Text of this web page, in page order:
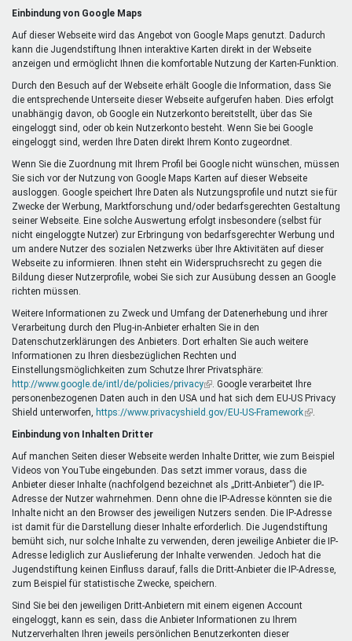
Einbindung von Google Maps
Auf dieser Webseite wird das Angebot von Google Maps genutzt. Dadurch
kann die Jugendstiftung Ihnen interaktive Karten direkt in der Webseite
anzeigen und ermöglicht Ihnen die komfortable Nutzung der Karten-Funktion.
Durch den Besuch auf der Webseite erhält Google die Information, dass Sie
die entsprechende Unterseite dieser Webseite aufgerufen haben. Dies erfolgt
unabhängig davon, ob Google ein Nutzerkonto bereitstellt, über das Sie
eingeloggt sind, oder ob kein Nutzerkonto besteht. Wenn Sie bei Google
eingeloggt sind, werden Ihre Daten direkt Ihrem Konto zugeordnet.
Wenn Sie die Zuordnung mit Ihrem Profil bei Google nicht wünschen, müssen
Sie sich vor der Nutzung von Google Maps Karten auf dieser Webseite
ausloggen. Google speichert Ihre Daten als Nutzungsprofile und nutzt sie für
Zwecke der Werbung, Marktforschung und/oder bedarfsgerechten Gestaltung
seiner Webseite. Eine solche Auswertung erfolgt insbesondere (selbst für
nicht eingeloggte Nutzer) zur Erbringung von bedarfsgerechter Werbung und
um andere Nutzer des sozialen Netzwerks über Ihre Aktivitäten auf dieser
Webseite zu informieren. Ihnen steht ein Widerspruchsrecht zu gegen die
Bildung dieser Nutzerprofile, wobei Sie sich zur Ausübung dessen an Google
richten müssen.
Weitere Informationen zu Zweck und Umfang der Datenerhebung und ihrer
Verarbeitung durch den Plug-in-Anbieter erhalten Sie in den
Datenschutzerklärungen des Anbieters. Dort erhalten Sie auch weitere
Informationen zu Ihren diesbezüglichen Rechten und
Einstellungsmöglichkeiten zum Schutze Ihrer Privatsphäre:
http://www.google.de/intl/de/policies/privacy(Link
ist
extern)
. Google verarbeitet Ihre
personenbezogenen Daten auch in den USA und hat sich dem EU-US Privacy
Shield unterworfen,
https://www.privacyshield.gov/EU-US-Framework(Link
Einbindung von Inhalten Dritter
Auf manchen Seiten dieser Webseite werden Inhalte Dritter, wie zum Beispiel
Videos von YouTube eingebunden. Das setzt immer voraus, dass die
Anbieter dieser Inhalte (nachfolgend bezeichnet als „Dritt-Anbieter“) die IP-
Adresse der Nutzer wahrnehmen. Denn ohne die IP-Adresse könnten sie die
Inhalte nicht an den Browser des jeweiligen Nutzers senden. Die IP-Adresse
ist damit für die Darstellung dieser Inhalte erforderlich. Die Jugendstiftung
bemüht sich, nur solche Inhalte zu verwenden, deren jeweilige Anbieter die IP-
Adresse lediglich zur Auslieferung der Inhalte verwenden. Jedoch hat die
Jugendstiftung keinen Einfluss darauf, falls die Dritt-Anbieter die IP-Adresse,
zum Beispiel für statistische Zwecke, speichern.
Sind Sie bei den jeweiligen Dritt-Anbietern mit einem eigenen Account
eingeloggt, kann es sein, dass die Anbieter Informationen zu Ihrem
Nutzerverhalten Ihren jeweils persönlichen Benutzerkonten dieser